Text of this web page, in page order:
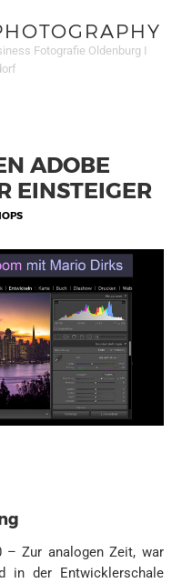
Fotografie Oldenburg I
ADOBE
EINSTEIGER
– Zur analogen Zeit, war
in der Entwicklerschale